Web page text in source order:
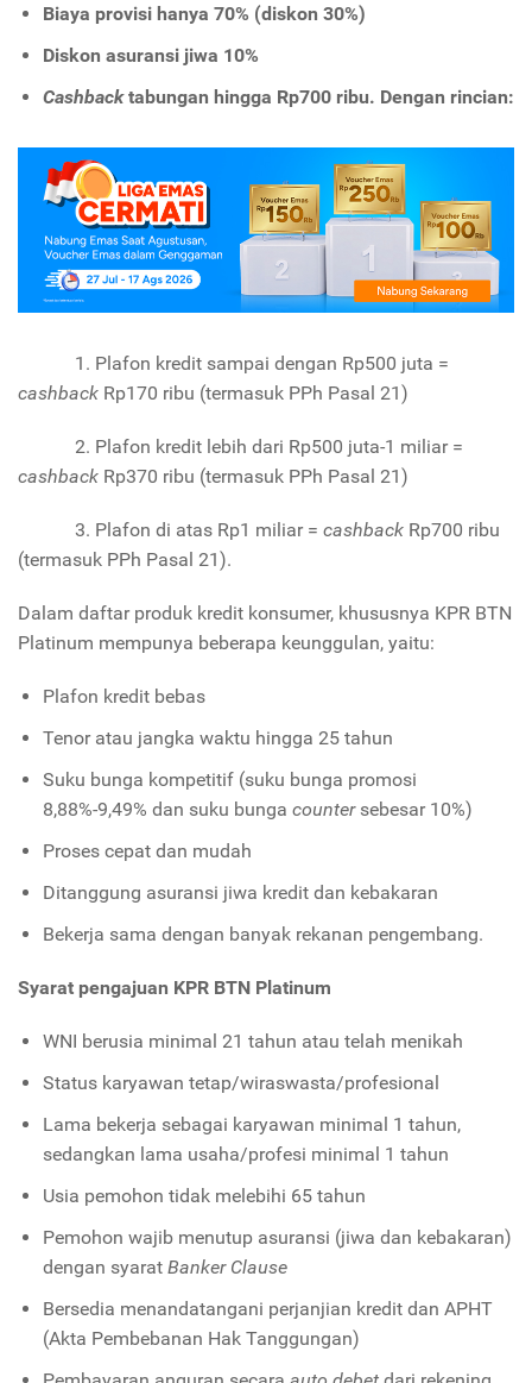
Biaya provisi hanya 70% (diskon 30%)
Diskon asuransi jiwa 10%
Cashbacktabungan hingga Rp700 ribu. Dengan rincian:
1. Plafon kredit sampai dengan Rp500 juta =
cashback Rp170 ribu (termasuk PPh Pasal 21)
2. Plafon kredit lebih dari Rp500 juta-1 miliar =
cashback Rp370 ribu (termasuk PPh Pasal 21)
3. Plafon di atas Rp1 miliar = cashback Rp700 ribu
(termasuk PPh Pasal 21).
Dalam daftar produk kredit konsumer, khususnya KPR BTN
Platinum mempunya beberapa keunggulan, yaitu:
Plafon kredit bebas
Tenor atau jangka waktu hingga 25 tahun
Suku bunga kompetitif (suku bunga promosi
8,88%-9,49% dan suku bunga counter sebesar 10%)
Proses cepat dan mudah
Ditanggung asuransi jiwa kredit dan kebakaran
Bekerja sama dengan banyak rekanan pengembang.
Syarat pengajuan KPR BTN Platinum
WNI berusia minimal 21 tahun atau telah menikah
Status karyawan tetap/wiraswasta/profesional
Lama bekerja sebagai karyawan minimal 1 tahun,
sedangkan lama usaha/profesi minimal 1 tahun
Usia pemohon tidak melebihi 65 tahun
Pemohon wajib menutup asuransi (jiwa dan kebakaran)
dengan syarat Banker Clause
Bersedia menandatangani perjanjian kredit dan APHT
(Akta Pembebanan Hak Tanggungan)